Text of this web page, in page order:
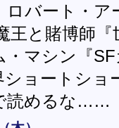
ロバート・
王と賭博師
・マシン『
ショートショ
読めるな……